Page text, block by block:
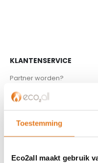
Toestemming
Eco2all maakt gebruik
KLANTENSERVICE
Partner worden?
Over ons
Referenties
Partner Locator